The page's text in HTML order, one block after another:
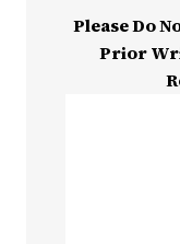
Please Do
Prior